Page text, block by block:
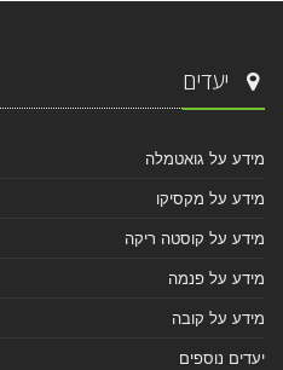
יעדים
מידע על גואטמלה
מידע על מקסיקו
מידע על קוסטה ריקה
מידע על פנמה
מידע על קובה
יעדים נוספים